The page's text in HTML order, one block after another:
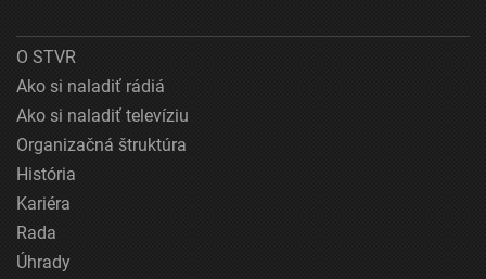
O STVR
Ako si naladiť rádiá
Ako si naladiť televíziu
Organizačná štruktúra
História
Kariéra
Rada
Úhrady